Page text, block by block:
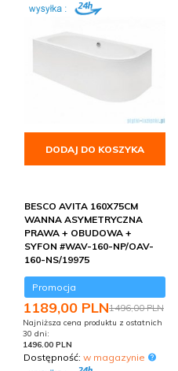
DODAJ DO KOSZYKA
BESCO AVITA 160X75CM
WANNA ASYMETRYCZNA
PRAWA + OBUDOWA +
SYFON #WAV-160-NP/OAV-
160-NS/19975
Promocja
1189,00 PLN1496,00 PLN
Najniższa cena produktu z ostatnich
30 dni:
1496.00 PLN
Dostępność: w magazynie